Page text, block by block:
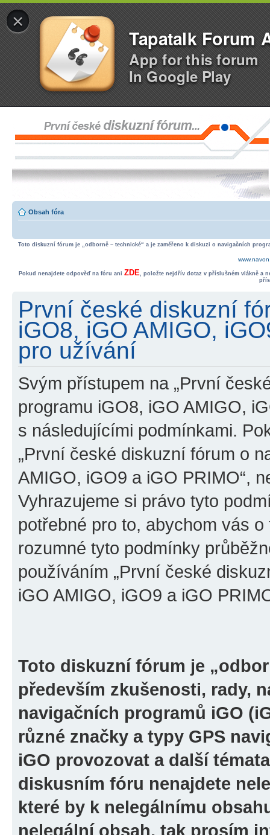
×
Tapatalk Forum
App for this forum
In Google Play
Obsah fóra
Toto diskuzní fórum je „odborně – technické“ a je zaměřeno k diskuzi o navigačních
Pokud nenajdete odpověď na fóru ani ZDE, položte nejdřív dotaz v příslušném vlákně a
První české diskuzní
iGO8, iGO AMIGO,
pro užívání
Svým přístupem na „První
programu iGO8, iGO AMIGO,
s následujícími podmínkami.
„První české diskuzní fórum o
AMIGO, iGO9 a iGO PRIMO“,
Vyhrazujeme si právo tyto
potřebné pro to, abychom vás
rozumné tyto podmínky
používáním „První české
iGO AMIGO, iGO9 a iGO
Toto diskuzní fórum je
především zkušenosti, rady,
navigačních programů iGO
různé značky a typy GPS
iGO provozovat a další
diskusním fóru nenajdete
které by k nelegálnímu
nelegální obsah, tak prosím